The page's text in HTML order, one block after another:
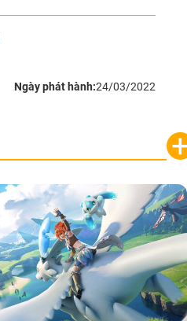
Ngày phát hành:24/03/2022